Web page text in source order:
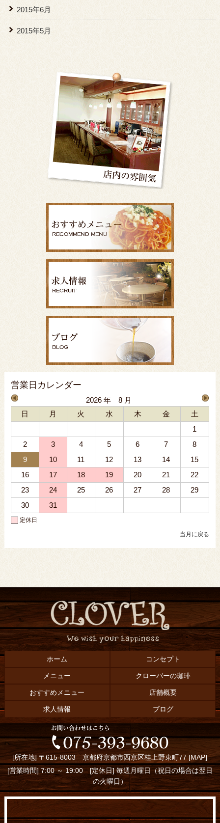
2015年6月
2015年5月
営業日カレンダー
2026 年 8 月
日
月 火 水 木 金
土
1
2
3 4 5 6 7
8
9
10 11 12 13 14
15
16
17 18 19 20 21
22
23
24 25 26 27 28
29
30
31
定休日
当月に戻る
ホーム コンセプト
メニュー クローバーの珈琲
おすすめメニュー 店舗概要
求人情報 ブログ
[所在地] 〒615-8003 京都府京都市西京区桂上野東町77 [MAP]
[営業時間] 7:00 ～ 19:00 [定休日] 毎週月曜日（祝日の場合は翌日
の火曜日）